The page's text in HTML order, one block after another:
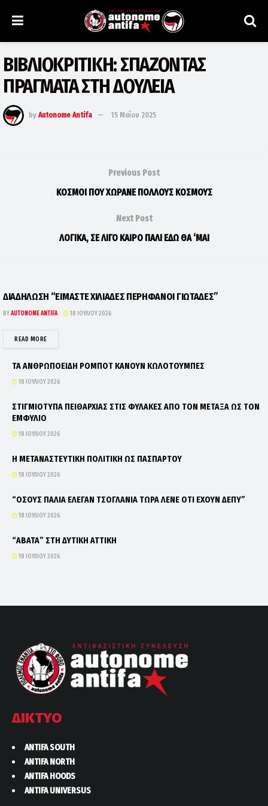
ΒΙΒΛΙΟΚΡΙΤΙΚΗ: ΣΠΑΖΟΝΤΑΣ
ΠΡΑΓΜΑΤΑ ΣΤΗ ΔΟΥΛΕΙΑ
by Autonome Antifa 15 Μαΐου 2025
Previous Post
ΚΟΣΜΟΙ ΠΟΥ ΧΩΡΑΝΕ ΠΟΛΛΟΥΣ ΚΟΣΜΟΥΣ
Next Post
ΛΟΓΙΚΑ, ΣΕ ΛΙΓΟ ΚΑΙΡΟ ΠΑΛΙ ΕΔΩ ΘΑ ‘ΜΑΙ
ΔΙΑΔΗΛΩΣΗ “ΕΙΜΑΣΤΕ ΧΙΛΙΑΔΕΣ ΠΕΡΗΦΑΝΟΙ ΓΙΩΤΑΔΕΣ”
BYAUTONOME ANTIFA 18 ΙΟΥΛΊΟΥ 2026
READ MOREDETAILS
ΤΑ ΑΝΘΡΩΠΟΕΙΔΗ ΡΟΜΠΟΤ ΚΑΝΟΥΝ ΚΩΛΟΤΟΥΜΠΕΣ
18 ΙΟΥΛΊΟΥ 2026
ΣΤΙΓΜΙΟΤΥΠΑ ΠΕΙΘΑΡΧΙΑΣ ΣΤΙΣ ΦΥΛΑΚΕΣ ΑΠΟ ΤΟΝ ΜΕΤΑΞΑ ΩΣ ΤΟΝ
ΕΜΦΥΛΙΟ
18 ΙΟΥΛΊΟΥ 2026
Η ΜΕΤΑΝΑΣΤΕΥΤΙΚΗ ΠΟΛΙΤΙΚΗ ΩΣ ΠΑΣΠΑΡΤΟΥ
18 ΙΟΥΛΊΟΥ 2026
“ΟΣΟΥΣ ΠΑΛΙΑ ΕΛΕΓΑΝ ΤΣΟΓΛΑΝΙΑ ΤΩΡΑ ΛΕΝΕ ΟΤΙ ΕΧΟΥΝ ΔΕΠΥ”
18 ΙΟΥΛΊΟΥ 2026
“ΑΒΑΤΑ” ΣΤΗ ΔΥΤΙΚΗ ΑΤΤΙΚΗ
18 ΙΟΥΛΊΟΥ 2026
ΔΙΚΤΥΟ
ANTIFA SOUTH
ANTIFA NORTH
ANTIFA HOODS
ANTIFA UNIVERSUS